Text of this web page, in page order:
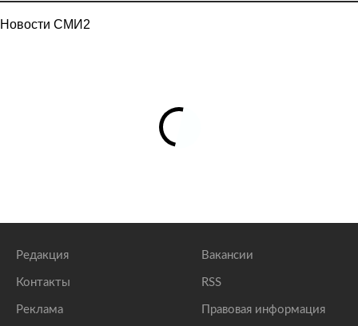
Новости СМИ2
Редакция
Контакты
Реклама
Вакансии
RSS
Правовая информация